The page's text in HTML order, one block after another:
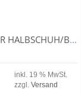
SUPERFIT KINDER HALBSCHUH/BARFUSSSCHUHE TRACE ROT/ORANGE (PINK) 1-006037-5000
inkl. 19 % MwSt.
zzgl. Versand